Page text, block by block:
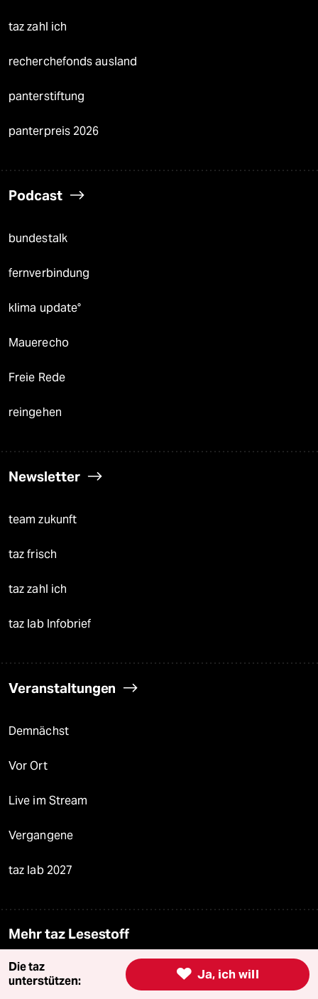
taz zahl ich
recherchefonds ausland
panterstiftung
panterpreis 2026
Podcast
bundestalk
fernverbindung
klima update°
Mauerecho
Freie Rede
reingehen
Newsletter
team zukunft
taz frisch
taz zahl ich
taz lab Infobrief
Veranstaltungen
Demnächst
Vor Ort
Live im Stream
Vergangene
taz lab 2027
Mehr taz Lesestoff
taz Blogs  Ja, ich will
Die taz
unterstützen: